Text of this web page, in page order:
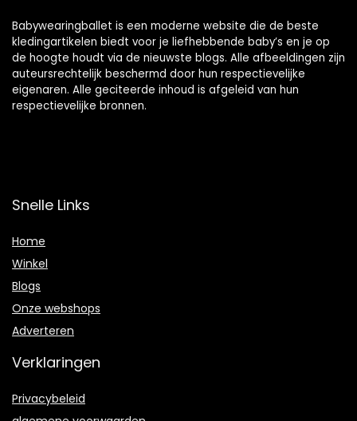
Babywearingballet is een moderne website die de beste
kledingartikelen biedt voor je liefhebbende baby’s en je op
de hoogte houdt via de nieuwste blogs. Alle afbeeldingen zijn
auteursrechtelijk beschermd door hun respectievelijke
eigenaren. Alle geciteerde inhoud is afgeleid van hun
respectievelijke bronnen.
Snelle Links
Home
Winkel
Blogs
Onze webshops
Adverteren
Verklaringen
Privacybeleid